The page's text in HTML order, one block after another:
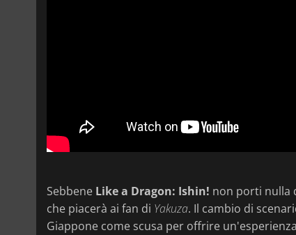
Sebbene Like a Dragon: Ishin! non porti nulla
che piacerà ai fan di Yakuza. Il cambio di
Giappone come scusa per offrire